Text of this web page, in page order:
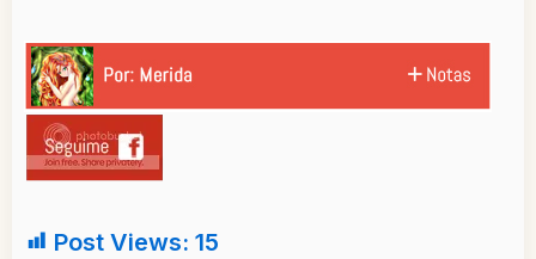
Post Views: 15